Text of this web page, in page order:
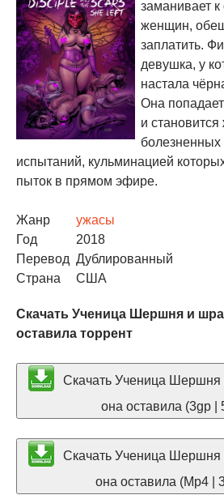
заманивает
женщин,
заплатить.
девушка, у
настала
Она
и
болезненных
испытаний, кульминацией
пыток в прямом эфире.
Жанр
ужасы
Год
2018
Перевод Дублированный
Страна
США
Скачать Ученица Шершня и
оставила торрент
Скачать Ученица
она оставила (3gp |
Скачать Ученица
она оставила (Mp4 |